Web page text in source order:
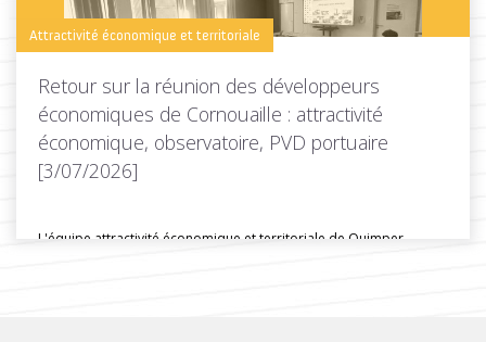
Attractivité économique et territoriale
Retour sur la réunion des développeurs
économiques de Cornouaille : attractivité
économique, observatoire, PVD portuaire
[3/07/2026]
L'équipe attractivité économique et territoriale de Quimper